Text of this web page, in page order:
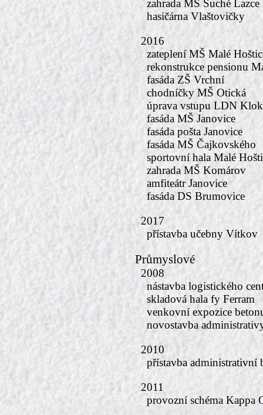
zahrada MŠ Suché Lazce
hasičárna Vlaštovičky
2016
zateplení MŠ Malé
rekonstrukce pensionu
fasáda ZŠ Vrchní
chodníčky MŠ Otická
úprava vstupu LDN
fasáda MŠ Janovice
fasáda pošta Janovice
fasáda MŠ Čajkovského
sportovní hala Malé
zahrada MŠ Komárov
amfiteátr Janovice
fasáda DS Brumovice
2017
přístavba učebny Vítkov
Průmyslové
2008
nástavba logistického
skladová hala fy Ferram
venkovní expozice
novostavba
2010
přístavba administrativní
2011
provozní schéma Kappa